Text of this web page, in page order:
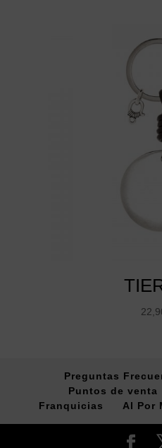
Preguntas
Puntos de venta
Franquicias
Al Por